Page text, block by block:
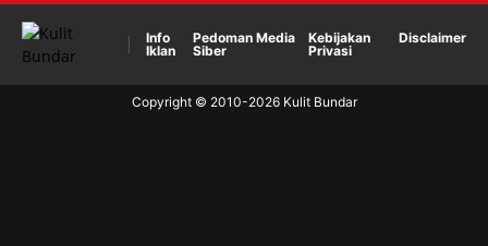
Info
Iklan
Pedoman Media
Siber
Kebijakan
Privasi
Disclaimer
Copyright © 2010-2026Kulit Bundar